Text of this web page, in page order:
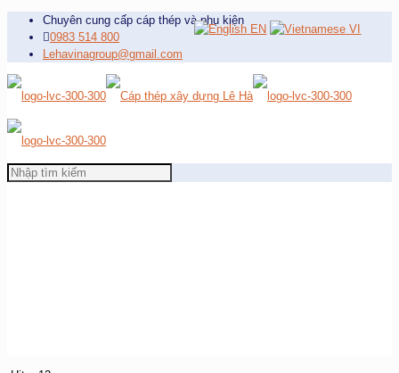
Chuyên cung cấp cáp thép và phụ kiện
0983 514 800
Lehavinagroup@gmail.com
EN VI